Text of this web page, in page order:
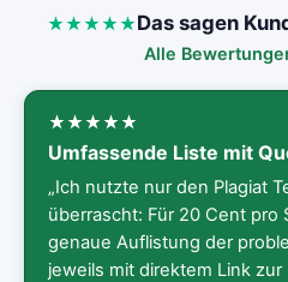
Das sagen
Alle
Umfassende Liste mit
„Ich nutzte nur den Plagiat
überrascht: Für 20 Cent pro
genaue Auflistung der
jeweils mit direktem Link zur